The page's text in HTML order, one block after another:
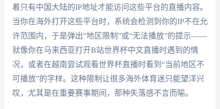
着只有中国大陆的IP地址才能访问这些平台的直播内容。
当你在海外打开这些平台时，系统会检测到你的IP不在允
许范围内，于是弹出“地区限制”或“无法播放”的提示——
就像你在马来西亚打开B站世界杯中文直播时遇到的情
况，或者在越南尝试观看世界杯直播时看到“当前地区不
可播放”的字样。这种限制让很多海外体育迷只能望洋兴
叹，尤其是在重要赛事期间，那种失落感不言而喻。